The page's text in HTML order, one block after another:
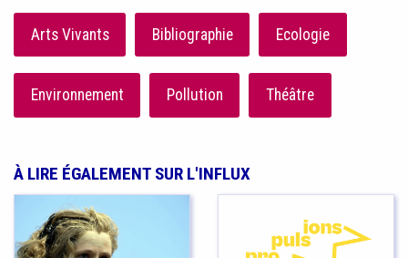
Arts Vivants Bibliographie Ecologie
Environnement Pollution Théâtre
À LIRE ÉGALEMENT SUR L'INFLUX